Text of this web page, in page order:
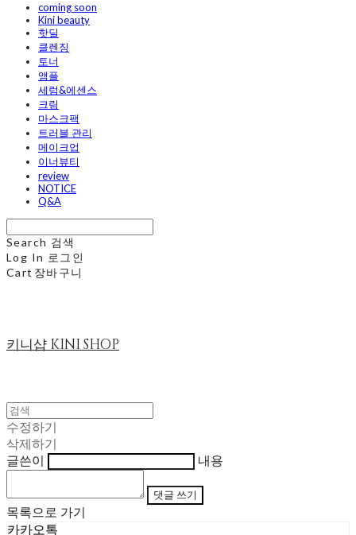
coming soon
Kini beauty
핫딜
클렌징
토너
앰플
세럼&에센스
크림
마스크팩
트러블 관리
메이크업
이너뷰티
review
NOTICE
Q&A
Search 검색
Log In 로그인
Cart 장바구니
키니샵 KINI SHOP
수정하기
삭제하기
글쓴이
내용
댓글 쓰기
목록으로 가기
카카오톡